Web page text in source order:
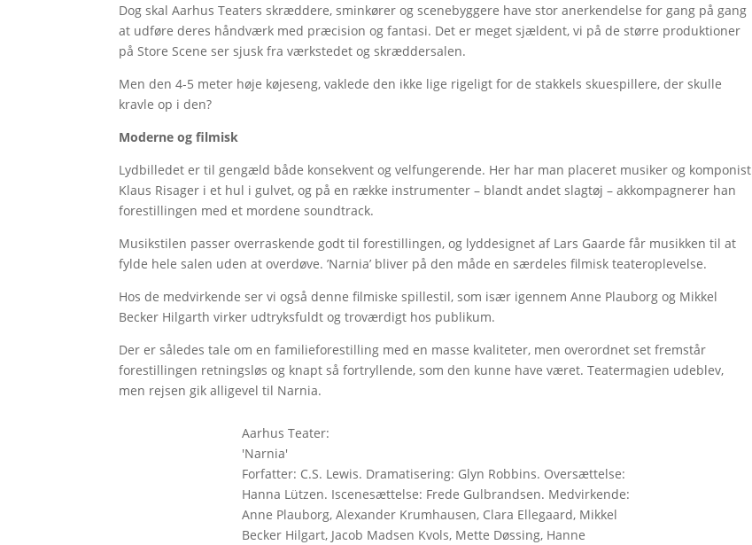
Dog skal Aarhus Teaters skræddere, sminkører og scenebyggere have stor anerkendelse for gang på gang
at udføre deres håndværk med præcision og fantasi. Det er meget sjældent, vi på de større produktioner
på Store Scene ser sjusk fra værkstedet og skræddersalen.
Men den 4-5 meter høje køjeseng, vaklede den ikke lige rigeligt for de stakkels skuespillere, der skulle
kravle op i den?
Moderne og filmisk
Lydbilledet er til gengæld både konsekvent og velfungerende. Her har man placeret musiker og komponist
Klaus Risager i et hul i gulvet, og på en række instrumenter – blandt andet slagtøj – akkompagnerer han
forestillingen med et mordene soundtrack.
Musikstilen passer overraskende godt til forestillingen, og lyddesignet af Lars Gaarde får musikken til at
fylde hele salen uden at overdøve. ’Narnia’ bliver på den måde en særdeles filmisk teateroplevelse.
Hos de medvirkende ser vi også denne filmiske spillestil, som især igennem Anne Plauborg og Mikkel
Becker Hilgarth virker udtryksfuldt og troværdigt hos publikum.
Der er således tale om en familieforestilling med en masse kvaliteter, men overordnet set fremstår
forestillingen retningsløs og knapt så fortryllende, som den kunne have været. Teatermagien udeblev,
men rejsen gik alligevel til Narnia.
Aarhus Teater:
'Narnia'
Forfatter: C.S. Lewis. Dramatisering: Glyn Robbins. Oversættelse:
Hanna Lützen. Iscenesættelse: Frede Gulbrandsen. Medvirkende:
Anne Plauborg, Alexander Krumhausen, Clara Ellegaard, Mikkel
Becker Hilgart, Jacob Madsen Kvols, Mette Døssing, Hanne